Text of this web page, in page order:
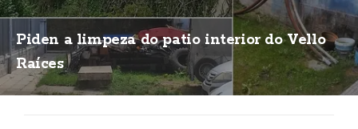
Piden a limpeza do patio interior do Vello
Raíces